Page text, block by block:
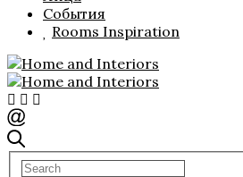
События
Rooms Inspiration